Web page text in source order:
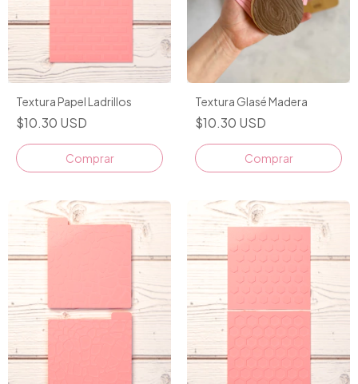
Textura Papel Ladrillos
$10.30 USD
Textura Glasé Madera
$10.30 USD